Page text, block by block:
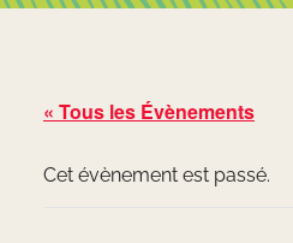
« Tous les Évènements
Cet évènement est passé.